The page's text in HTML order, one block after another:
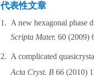
代表性文章
1. A new hexagonal phase
Scripta Mater. 60 (2009)
2. A complicated
Acta Cryst. B 66 (2010)